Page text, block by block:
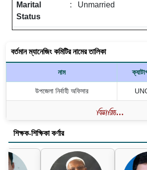
Marital
Status
: Unmarried
বর্তমান ম্যানেজিং কমিটির নামের তালিকা
নাম
উপজেলা নির্বাহী অফিসার
শিক্ষক-শিক্ষিকা কর্ণার